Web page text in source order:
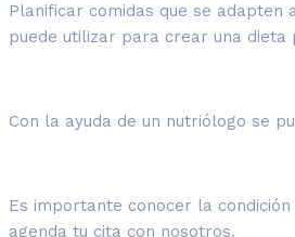
Planificar comidas que se adapten
puede utilizar para crear una
Con la ayuda de un nutriólogo se
Es importante conocer la
agenda tu cita con nosotros.